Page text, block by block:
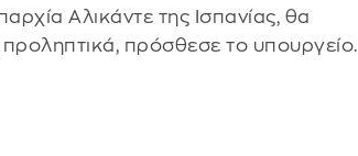
Αλικάντε της Ισπανίας, θα
πρόσθεσε το υπουργείο.